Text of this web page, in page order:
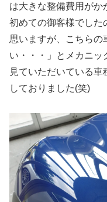
は大きな整備費用がか
初めての御客様でした
思いますが、こちらの
い・・・」とメカニ
見ていただいている車
しておりました(笑)